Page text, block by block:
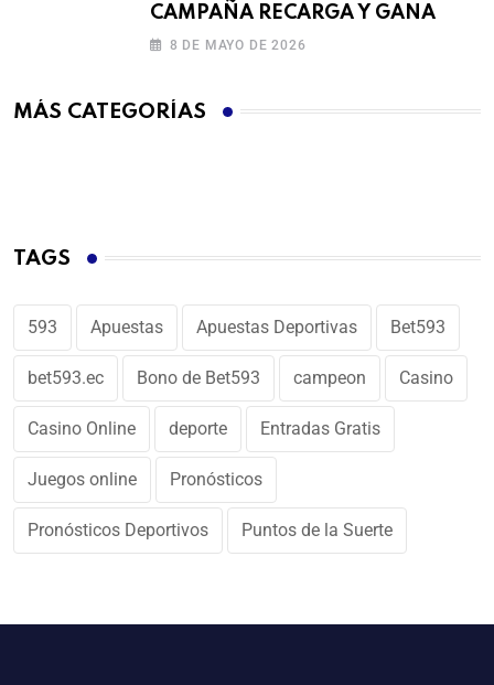
CAMPAÑA RECARGA Y GANA
8 DE MAYO DE 2026
MÁS CATEGORÍAS
TAGS
593 Apuestas Apuestas Deportivas Bet593
bet593.ec Bono de Bet593 campeon Casino
Casino Online deporte Entradas Gratis
Juegos online Pronósticos
Pronósticos Deportivos Puntos de la Suerte